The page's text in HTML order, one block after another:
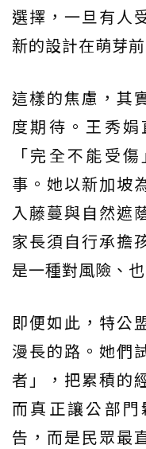
選擇，一旦有人
新的設計在萌芽
這樣的焦慮，其
度期待。王秀
「完全不能受
事。她以新加坡
入藤蔓與自然遮
家長須自行承擔
是一種對風險、
即便如此，特公
漫長的路。她們
者」，把累積的
而真正讓公部
告，而是民眾最